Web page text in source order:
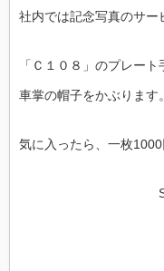
社内では記念写真のサー
「Ｃ１０８」のプレート
車掌の帽子をかぶります。
気に入ったら、一枚1000